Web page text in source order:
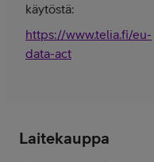
käytöstä:
https://www.telia.fi/eu-
data-act
Laitekauppa